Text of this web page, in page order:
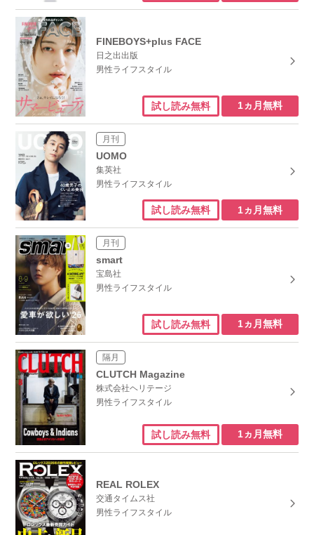
FINEBOYS+plus FACE
日之出出版
男性ライフスタイル
試し読み無料 1ヵ月無料
月刊
UOMO
集英社
男性ライフスタイル
試し読み無料 1ヵ月無料
月刊
smart
宝島社
男性ライフスタイル
試し読み無料 1ヵ月無料
隔月
CLUTCH Magazine
株式会社ヘリテージ
男性ライフスタイル
試し読み無料 1ヵ月無料
REAL ROLEX
交通タイムス社
男性ライフスタイル